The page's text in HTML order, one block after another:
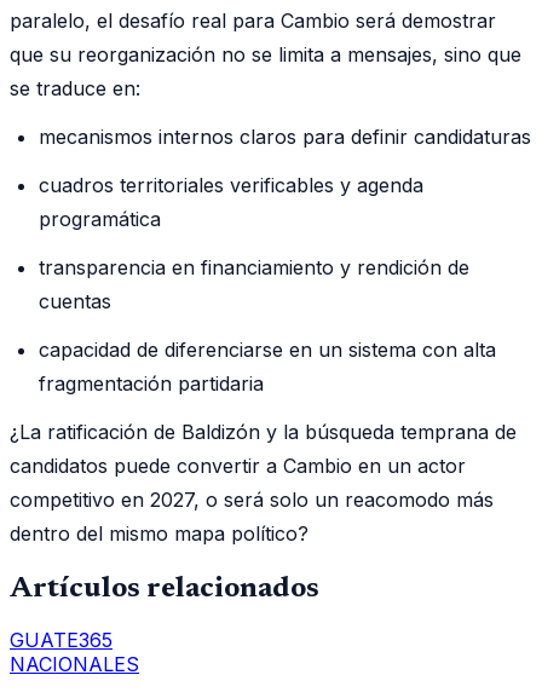
paralelo, el desafío real para Cambio será demostrar
que su reorganización no se limita a mensajes, sino que
se traduce en:
mecanismos internos claros para definir candidaturas
cuadros territoriales verificables y agenda
programática
transparencia en financiamiento y rendición de
cuentas
capacidad de diferenciarse en un sistema con alta
fragmentación partidaria
¿La ratificación de Baldizón y la búsqueda temprana de
candidatos puede convertir a Cambio en un actor
competitivo en 2027, o será solo un reacomodo más
dentro del mismo mapa político?
Artículos relacionados
GUATE365
NACIONALES